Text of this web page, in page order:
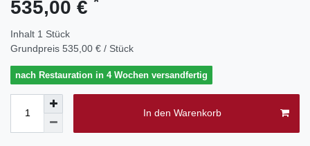
535,00 €
Inhalt 1 Stück
Grundpreis 535,00 € / Stück
nach Restauration in 4 Wochen versandfertig
In den Warenkorb